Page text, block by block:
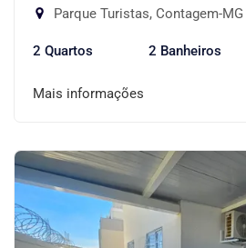
Parque Turistas, Contagem-MG
2 Quartos 2 Banheiros
Mais informações